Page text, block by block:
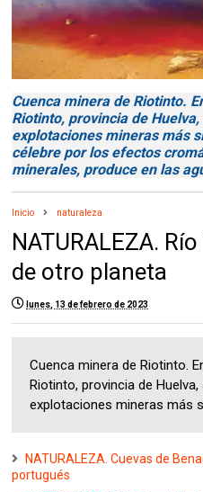
Cuenca minera de Riotinto.
Riotinto, provincia de
explotaciones mineras más
célebre por los efectos
minerales, produce en las
Inicio naturaleza
NATURALEZA.
de otro planeta
lunes, 13 de febrero de 2023
Cuenca minera de Riotinto.
Riotinto, provincia de
explotaciones mineras más
NATURALEZA. Cuevas de
portugués